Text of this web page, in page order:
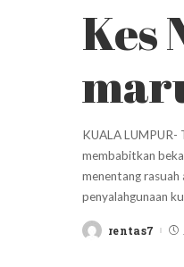
Kes
KUALA LUMPUR-
membabitkan
menentang
penyalahgunaan
Postedrentas7